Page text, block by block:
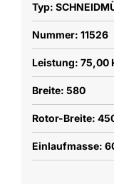
Typ:
Nummer: 11526
Leistung: 75,00
Breite: 580
Rotor-Breite:
Einlaufmasse: